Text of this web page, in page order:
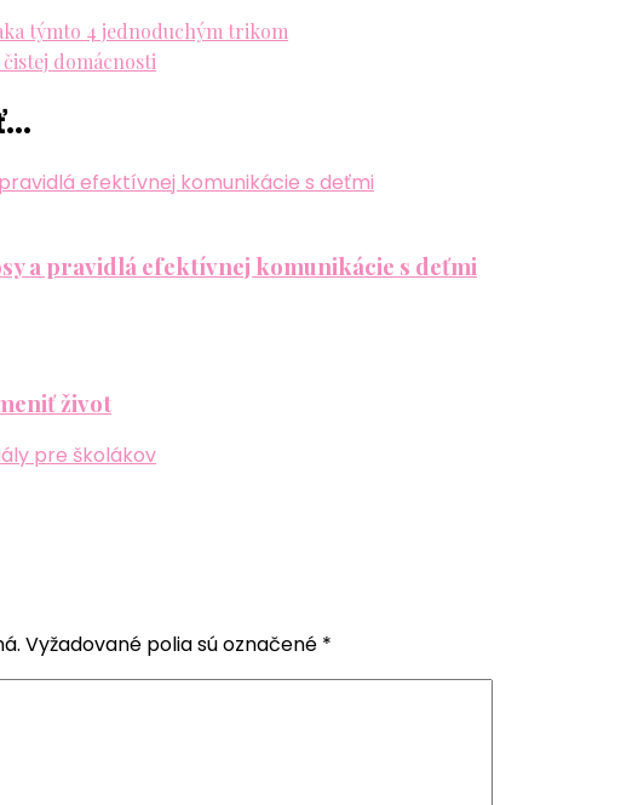
týmto 4 jednoduchým trikom
domácnosti
a pravidlá efektívnej komunikácie s deťmi
život
Vyžadované polia sú označené *